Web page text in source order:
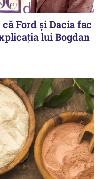
Ford și Dacia fac
lui Bogdan